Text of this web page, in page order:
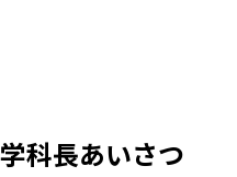
学科長あいさつ